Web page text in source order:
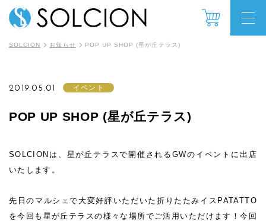
SOLCION お知らせ POP UP SHOP (星が丘テラス)
POP UP SHOP (星が丘テラス)
2019.05.01 イベント
SOLCIONは、星が丘テラスで開催されるGWのイベントに出店
いたします。
先日のマルシェで大変好評いただいた折りたたみイスPATATTO
を今回も星が丘テラスの様々な場所でご活用いただけます！今回